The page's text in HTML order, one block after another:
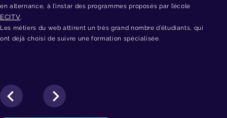
en alternance, à l’instar des programmes proposés par l’école
ECITV.
Les métiers du web attirent un très grand nombre d’étudiants, qui
ont déjà choisi de suivre une formation spécialisée.